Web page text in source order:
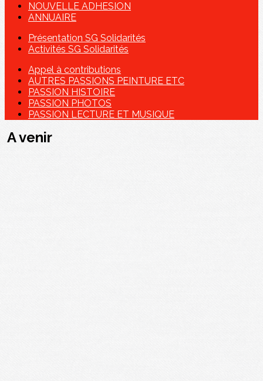
NOUVELLE ADHESION
ANNUAIRE
Présentation SG Solidarités
Activités SG Solidarités
Appel à contributions
AUTRES PASSIONS PEINTURE ETC
PASSION HISTOIRE
PASSION PHOTOS
PASSION LECTURE ET MUSIQUE
A venir